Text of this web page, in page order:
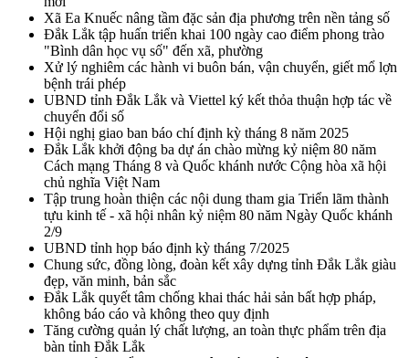
Xã Ea Knuếc nâng tầm đặc sản địa phương trên nền tảng số
Đắk Lắk tập huấn triển khai 100 ngày cao điểm phong trào
"Bình dân học vụ số" đến xã, phường
Xử lý nghiêm các hành vi buôn bán, vận chuyển, giết mổ lợn
bệnh trái phép
UBND tỉnh Đắk Lắk và Viettel ký kết thỏa thuận hợp tác về
chuyển đổi số
Hội nghị giao ban báo chí định kỳ tháng 8 năm 2025
Đắk Lắk khởi động ba dự án chào mừng kỷ niệm 80 năm
Cách mạng Tháng 8 và Quốc khánh nước Cộng hòa xã hội
chủ nghĩa Việt Nam
Tập trung hoàn thiện các nội dung tham gia Triển lãm thành
tựu kinh tế - xã hội nhân kỷ niệm 80 năm Ngày Quốc khánh
2/9
UBND tỉnh họp báo định kỳ tháng 7/2025
Chung sức, đồng lòng, đoàn kết xây dựng tỉnh Đắk Lắk giàu
đẹp, văn minh, bản sắc
Đắk Lắk quyết tâm chống khai thác hải sản bất hợp pháp,
không báo cáo và không theo quy định
Tăng cường quản lý chất lượng, an toàn thực phẩm trên địa
bàn tỉnh Đắk Lắk